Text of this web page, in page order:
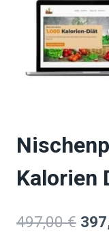
Kalorien
497,00€